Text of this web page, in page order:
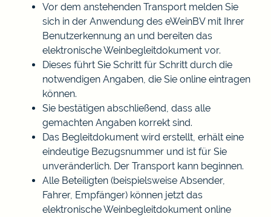
Vor dem anstehenden Transport melden Sie
sich in der Anwendung des eWeinBV mit Ihrer
Benutzerkennung an und bereiten das
elektronische Weinbegleitdokument vor.
Dieses führt Sie Schritt für Schritt durch die
notwendigen Angaben, die Sie online eintragen
können.
Sie bestätigen abschließend, dass alle
gemachten Angaben korrekt sind.
Das Begleitdokument wird erstellt, erhält eine
eindeutige Bezugsnummer und ist für Sie
unveränderlich. Der Transport kann beginnen.
Alle Beteiligten (beispielsweise Absender,
Fahrer, Empfänger) können jetzt das
elektronische Weinbegleitdokument online